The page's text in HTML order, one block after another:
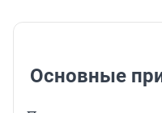
Основные